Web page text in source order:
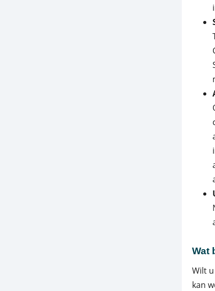
Wat
Wilt
kan